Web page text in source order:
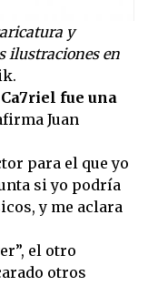
y
ilustraciones en
fue una
Juan
para el que yo
si yo podría
y me aclara
el otro
otros